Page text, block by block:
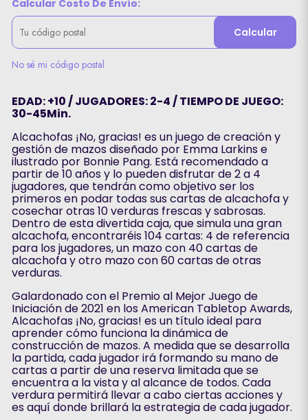
Calcular Costo De Envío:
Calcular
No sé mi código postal
EDAD: +10 / JUGADORES: 2-4 / TIEMPO DE JUEGO:
30-45Min.
Alcachofas ¡No, gracias! es un juego de creación y
gestión de mazos diseñado por Emma Larkins e
ilustrado por Bonnie Pang. Está recomendado a
partir de 10 años y lo pueden disfrutar de 2 a 4
jugadores, que tendrán como objetivo ser los
primeros en podar todas sus cartas de alcachofa y
cosechar otras 10 verduras frescas y sabrosas.
Dentro de esta divertida caja, que simula una gran
alcachofa, encontraréis 104 cartas: 4 de referencia
para los jugadores, un mazo con 40 cartas de
alcachofa y otro mazo con 60 cartas de otras
verduras.
Galardonado con el Premio al Mejor Juego de
Iniciación de 2021 en los American Tabletop Awards,
Alcachofas ¡No, gracias! es un título ideal para
aprender cómo funciona la dinámica de
construcción de mazos. A medida que se desarrolla
la partida, cada jugador irá formando su mano de
cartas a partir de una reserva limitada que se
encuentra a la vista y al alcance de todos. Cada
verdura permitirá llevar a cabo ciertas acciones y
es aquí donde brillará la estrategia de cada jugador.